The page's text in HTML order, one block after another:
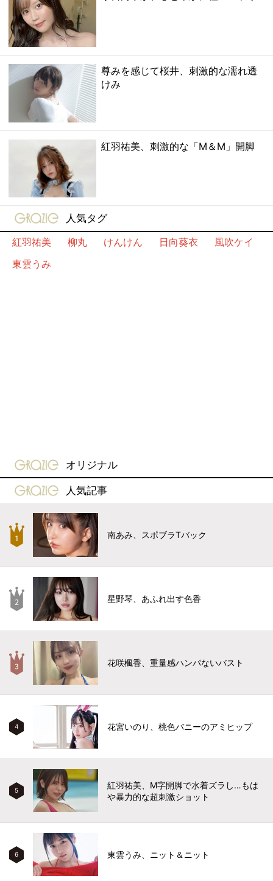
尊みを感じて桜井、刺激的な濡れ透
けみ
紅羽祐美、刺激的な「M＆M」開脚
gravure-grazie
人気タグ
紅羽祐美
柳丸 けんけん 日向葵衣
風吹ケイ
東雲うみ
gravure-grazie
オリジナル
gravure-grazie
人気記事
南あみ、スポブラTバック
星野琴、あふれ出す色香
花咲楓香、重量感ハンパないバスト
4 花宮いのり、桃色バニーのアミヒップ
5
紅羽祐美、M字開脚で水着ズラし…もは
や暴力的な超刺激ショット
6 東雲うみ、ニット＆ニット